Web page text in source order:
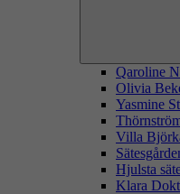
Qaroline
Olivia
Yasmine
Villa
Hjulsta
Klara